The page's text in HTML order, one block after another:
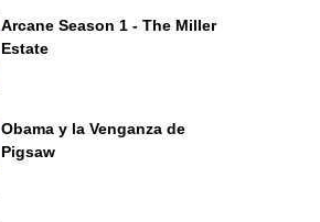
Arcane Season 1 - The Miller
Estate
Obama y la Venganza de
Pigsaw